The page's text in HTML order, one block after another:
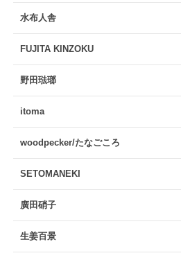
水布人舎
FUJITA KINZOKU
野田琺瑯
itoma
woodpecker/たなごころ
SETOMANEKI
廣田硝子
生姜百景